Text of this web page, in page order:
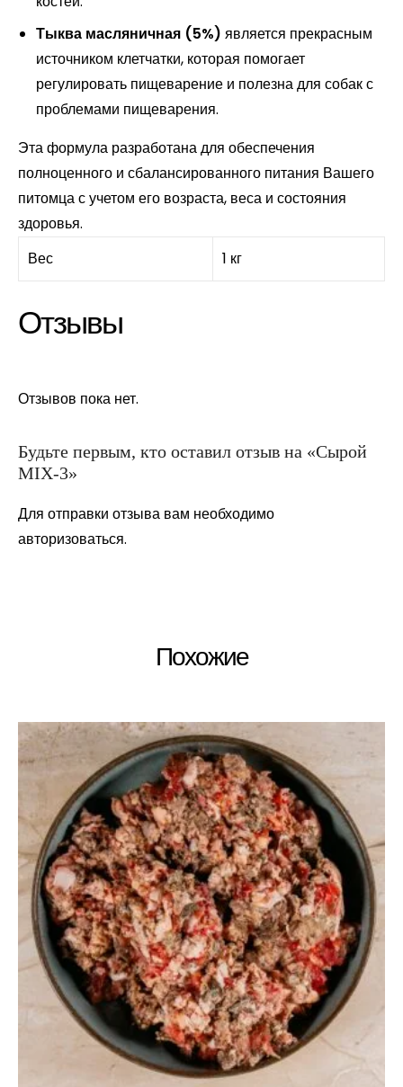
Тыква масляничная (5%) является прекрасным
источником клетчатки, которая помогает
регулировать пищеварение и полезна для собак с
проблемами пищеварения.
Эта формула разработана для обеспечения
полноценного и сбалансированного питания Вашего
питомца с учетом его возраста, веса и состояния
здоровья.
Вес
1 кг
Отзывы
Отзывов пока нет.
Будьте первым, кто оставил отзыв на «Сырой
MIX-3»
Для отправки отзыва вам необходимо
авторизоваться.
Похожие